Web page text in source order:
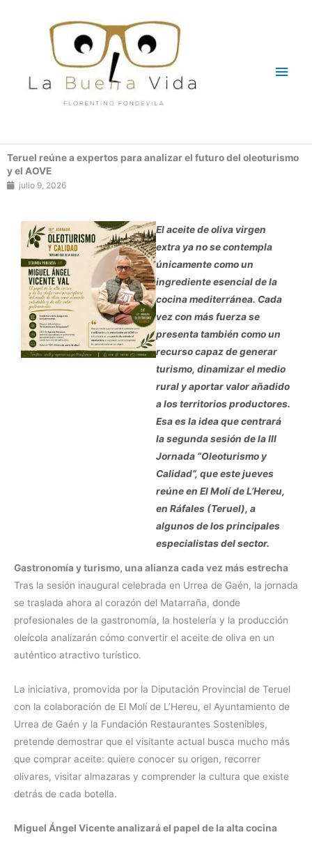
Teruel reúne a expertos para analizar el futuro del oleoturismo
y el AOVE
julio 9, 2026
El aceite de oliva virgen
extra ya no se contempla
únicamente como un
ingrediente esencial de la
cocina mediterránea. Cada
vez con más fuerza se
presenta también como un
recurso capaz de generar
turismo, dinamizar el medio
rural y aportar valor añadido
a los territorios productores.
Esa es la idea que centrará
la segunda sesión de la III
Jornada “Oleoturismo y
Calidad”, que este jueves
reúne en El Molí de L’Hereu,
en Ráfales (Teruel), a
algunos de los principales
especialistas del sector.
Gastronomía y turismo, una alianza cada vez más estrecha
Tras la sesión inaugural celebrada en Urrea de Gaén, la jornada
se traslada ahora al corazón del Matarraña, donde
profesionales de la gastronomía, la hostelería y la producción
oleícola analizarán cómo convertir el aceite de oliva en un
auténtico atractivo turístico.
La iniciativa, promovida por la Diputación Provincial de Teruel
con la colaboración de El Molí de L’Hereu, el Ayuntamiento de
Urrea de Gaén y la Fundación Restaurantes Sostenibles,
pretende demostrar que el visitante actual busca mucho más
que comprar aceite: quiere conocer su origen, recorrer
olivares, visitar almazaras y comprender la cultura que existe
detrás de cada botella.
Miguel Ángel Vicente analizará el papel de la alta cocina